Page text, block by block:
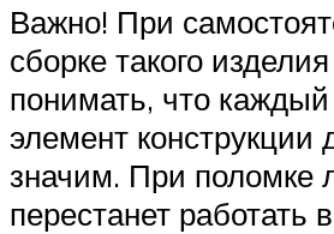
Важно! При
сборке такого
понимать, что
элемент конструкции
значим. При поломке
перестанет работать